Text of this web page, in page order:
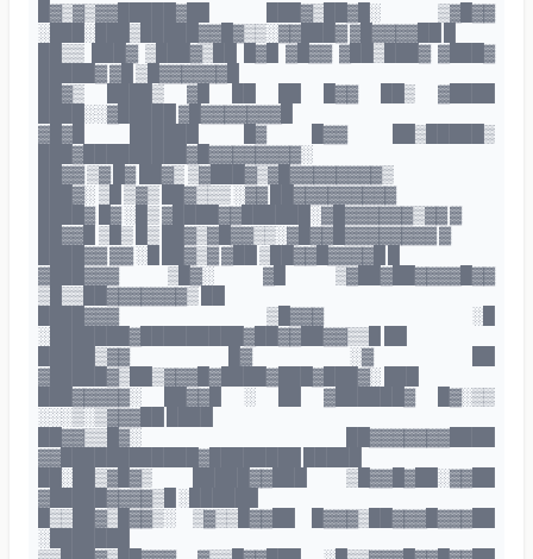
█▓▒▓▒▓▓█████▓██ ███▓▒██▓█░ ▒▓█▓▓
░███░███▒█████▓▓█▓▒▒░▓▓███▓ ▓█▓▓▓▓██ █
██▒▒ ███▓ ▒███▓▒██ █▓█ ▓█▓▓ ▓██▒███▓ ▓███▓
█████▓ ▓█ ▒█▓▓▓▓▓▓█
██▓▒ ████▒ ▓█ ██ ██ █▓▓ ██▒ ▓████
████░░▓█████ ▓█▓▓▓▓▓▓▓█
▓█▓█ ██████ █▓ █▓▓ ██▒█████▒
███▓█████████▓█▓▓▓▓▓▓▓▓░
██▓▓ ▒▓ █▓ ██▓▒ ▒▓███▓▒▓█▓▓▓▓▓▓▓▓▒
███▓░ ▒█ ▒▓▒ ██▓▒▒▒ ░▓▓ ██▓▓▓▓▓▓▓▓▓
████▓ █▓ ░█▒ ▓████▓▓██████░▓█▓▓▓▓▓▓▒▓▓ ▓
██▓▓█ ▒█▒ █▒ ██▓▒▓█▓▓▒▒░▓█▓▓█▓▓▓▓▓▓▓▓ ▓
████▓▓ ▓▓ ░█ ██▓▒▓ ▓██ ▒██▓▓█▓▓▓▓█ █
▓███▓▓▓ ▒█▓░ ▓█ ▒▓██▓██▓▓▓▓█▓▓
▒█▒▒██▓▓▓▓▓▓▓▒ ██
████▓▓▓ ▒█▓▓▓ ░█
░███████▓█████████▓██▓▓██▓▓▒▒█ ██
█████▒▓▓ █▓ ░▓ ██
▓█████▓▒██▒▓▓▓█▓████▓███▓███▓░ ███
███▓▓▓▓▓░ ██▓▓█ ░ ██ ▓██████▓ █▓░▒▒
░░░▒░▒▓▓▓██ ████
██▓▓▒▒█▓░ ██▓▓▓▓▓▓▓████
▓▓████████████▓████████ █████
██░██▒▓█▓▒ █████▓▓███ ▒█▓▓█▓██░▓▓██
▓█████▓▓▓▓▒█ ░██████
█▒▒██▓▒█▓▓▒░ ▒▓▒▒█▓▓██ █▓▓▓▒██▓▓▓█▓▓▓██
░███████